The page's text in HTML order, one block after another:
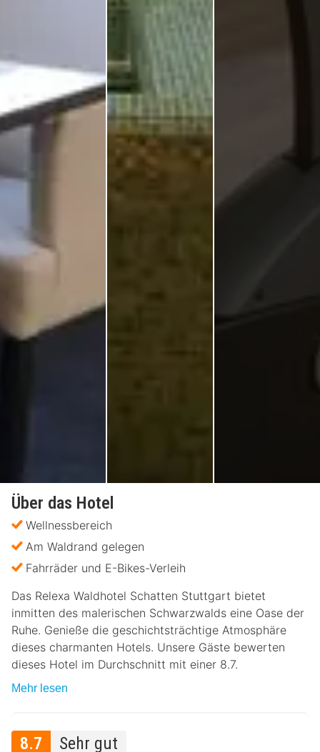
Über das Hotel
Wellnessbereich
Am Waldrand gelegen
Fahrräder und E-Bikes-Verleih
Das Relexa Waldhotel Schatten Stuttgart bietet
inmitten des malerischen Schwarzwalds eine Oase der
Ruhe. Genieße die geschichtsträchtige Atmosphäre
dieses charmanten Hotels. Unsere Gäste bewerten
dieses Hotel im Durchschnitt mit einer 8.7.
Mehr lesen
8.7 Sehr gut